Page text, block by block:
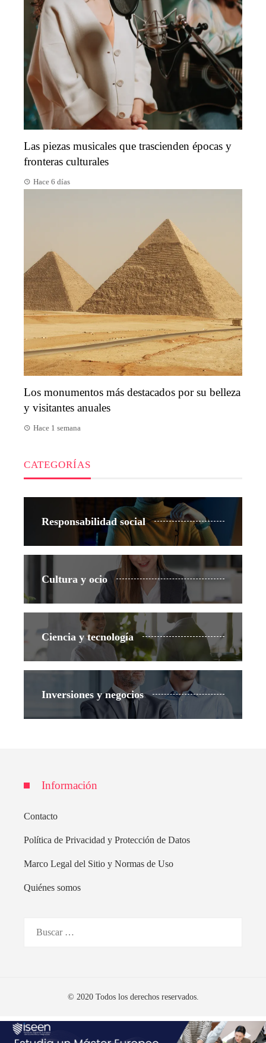
Las piezas musicales que trascienden épocas y
fronteras culturales
Hace 6 días
Los monumentos más destacados por su belleza
y visitantes anuales
Hace 1 semana
CATEGORÍAS
Responsabilidad social
Cultura y ocio
Ciencia y tecnología
Inversiones y negocios
Información
Contacto
Política de Privacidad y Protección de Datos
Marco Legal del Sitio y Normas de Uso
Quiénes somos
© 2020 Todos los derechos reservados.